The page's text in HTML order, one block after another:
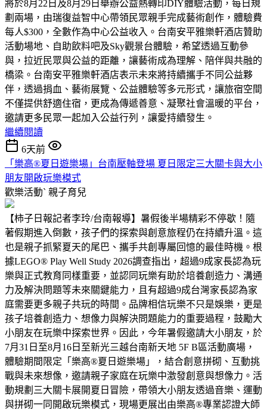
將於8月22日及8月29日舉辦公益熱轉印DIY體驗活動，每日規
劃兩場，由瑞復益智中心帶領民眾親手完成藝術創作，體驗費
每人$300，全數作為中心公益收入。台南安平雅樂軒酒店贊助
活動場地、自助飲料吧及Sky觀景台體驗，希望透過互動參
與，拉近民眾與公益的距離，讓藝術成為理解、陪伴與共融的
橋梁。台南安平雅樂軒酒店表示未來將持續攜手不同公益夥
伴，透過捐血、藝術展覽、公益體驗等多元形式，讓旅宿空間
不僅提供舒適住宿，更成為傳遞善意、凝聚社會溫暖的平台，
邀請更多民眾一起加入公益行列，讓愛持續發生。
繼續閱讀
6天前
「樂高®夏日遊樂場」台南壓軸登場 夏日限定三大關卡與大小
朋友開啟玩樂模式
歡樂活動ˋ 親子育兒
【柿子日報記者李玲/台南報導】暑假後半場精彩不停歇！隨
著假期進入倒數，孩子們的探索與創意旅程仍在持續升溫。這
也是親子抓緊夏天的尾巴、攜手共創專屬回憶的最佳時機。根
據LEGO® Play Well Study 2026調查指出，超過9成家長認為玩
樂與正式教育同樣重要，並認同玩樂有助於培養創造力、溝通
力及解決問題等未來關鍵能力，且有超過9成台灣家長認為家
庭需要更多親子共玩的時間。品牌相信玩樂不只是娛樂，更是
孩子培養創造力、想像力與解決問題能力的重要過程，鼓勵大
小朋友在玩樂中探索世界。因此，今年暑假邀請大小朋友，於
7月31日至8月16日至新光三越台南新天地 5F B區活動廣場，
體驗期間限定「樂高®夏日遊樂場」，結合創意拼砌、互動挑
戰與未來想像，邀請親子家庭在玩樂中激發創意與想像力。活
動規劃三大關卡展開夏日冒險，帶領大小朋友透過音樂、運動
與拼砌一同開啟玩樂模式，現場更展出由樂高®專業認證大師